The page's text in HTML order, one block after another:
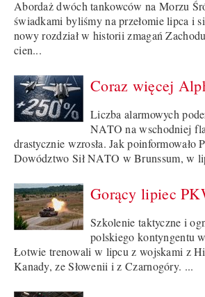
Abordaż dwóch tankowców na Morzu
świadkami byliśmy na przełomie lipca i
nowy rozdział w historii zmagań
cien...
Coraz więcej
Liczba alarmowych
NATO na wschodniej
drastycznie wzrosła. Jak poinformowało
Dowództwo Sił NATO w Brunssum, w
Gorący lipiec
Szkolenie taktyczne i
polskiego kontyngentu
Łotwie trenowali w lipcu z wojskami z
Kanady, ze Słowenii i z Czarnogóry. ...